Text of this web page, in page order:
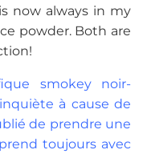
now always in my
powder. Both are
smokey noir-
à cause de
de prendre une
toujours avec